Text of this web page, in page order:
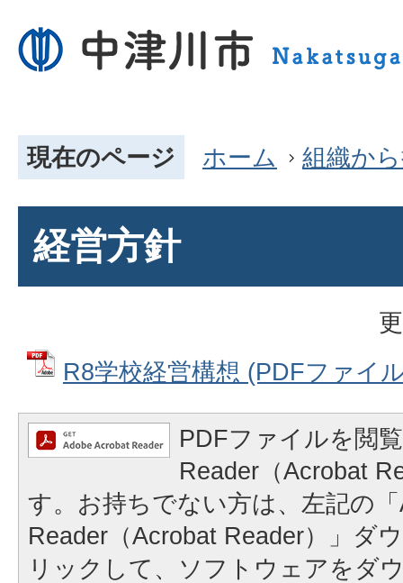
現在のページ ホーム 組織か
経営方針
R8学校経営構想 (PDFファイ
PDFファイルを閲
Reader（Acrobat
す。お持ちでない方は、左記の
Reader（Acrobat Reader）」ダ
リックして、ソフトウェアをダ